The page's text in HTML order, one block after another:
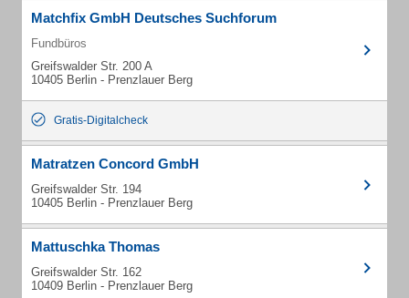
Matchfix GmbH Deutsches Suchforum
Fundbüros
Greifswalder Str. 200 A
10405 Berlin - Prenzlauer Berg
Gratis-Digitalcheck
Matratzen Concord GmbH
Greifswalder Str. 194
10405 Berlin - Prenzlauer Berg
Mattuschka Thomas
Greifswalder Str. 162
10409 Berlin - Prenzlauer Berg